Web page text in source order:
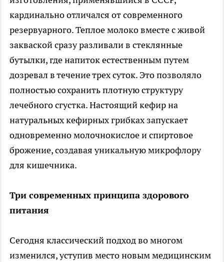
кардинально отличался от современного
резервуарного. Теплое молоко вместе с живой
закваской сразу разливали в стеклянные
бутылки, где напиток естественным путем
дозревал в течение трех суток. Это позволяло
полностью сохранить плотную структуру
лечебного сгустка. Настоящий кефир на
натуральных кефирных грибках запускает
одновременно молочнокислое и спиртовое
брожение, создавая уникальную микрофлору
для кишечника.
Три современных принципа здорового
питания
Сегодня классический подход во многом
изменился, уступив место новым медицинским